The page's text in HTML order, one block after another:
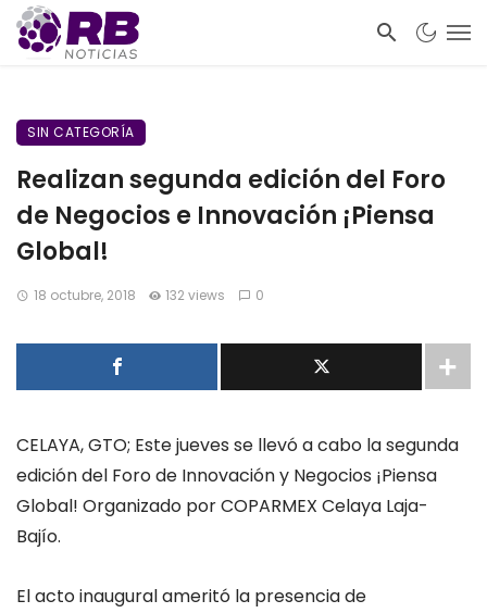
SIN CATEGORÍA
Realizan segunda edición del Foro
de Negocios e Innovación ¡Piensa
Global!
18 octubre, 2018 132 views 0
CELAYA, GTO; Este jueves se llevó a cabo la segunda
edición del Foro de Innovación y Negocios ¡Piensa
Global! Organizado por COPARMEX Celaya Laja-
Bajío.
El acto inaugural ameritó la presencia de